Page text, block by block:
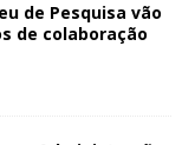
de Pesquisa vão
de colaboração